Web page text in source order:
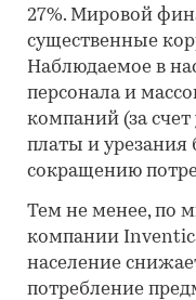
27%. Мировой
существенные
Наблюдаемое в
персонала и
компаний (за
платы и урезания
сокращению
Тем не менее, по
компании
население
потребление